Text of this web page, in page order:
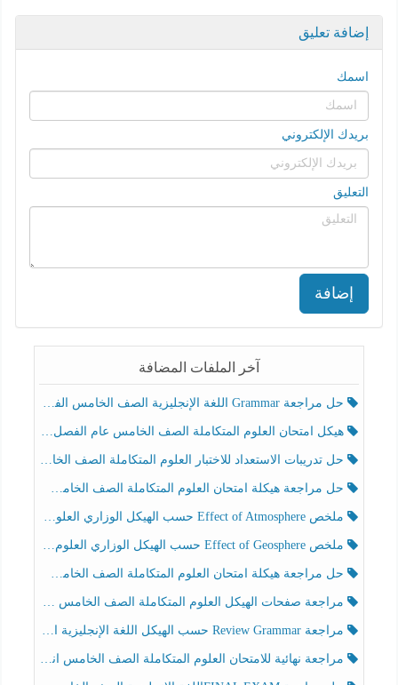
إضافة تعليق
اسمك
بريدك الإلكتروني
التعليق
إضافة
آخر الملفات المضافة
حل مراجعة Grammar اللغة الإنجليزية الصف الخامس الفصل الثالث
هيكل امتحان العلوم المتكاملة الصف الخامس عام الفصل الدراسي الثالث 2025-2026
حل تدريبات الاستعداد للاختبار العلوم المتكاملة الصف الخامس عام الفصل الثالث
حل مراجعة هيكلة امتحان العلوم المتكاملة الصف الخامس انسبير الفصل الثالث
ملخص Effect of Atmosphere حسب الهيكل الوزاري العلوم المتكاملة الصف الخامس انسبير الفصل الثالث
ملخص Effect of Geosphere حسب الهيكل الوزاري العلوم المتكاملة الصف الخامس انسبير الفصل الثالث
حل مراجعة هيكلة امتحان العلوم المتكاملة الصف الخامس عام الفصل الثالث
مراجعة صفحات الهيكل العلوم المتكاملة الصف الخامس انسبير الفصل الثالث
مراجعة Review Grammar حسب الهيكل اللغة الإنجليزية الصف الخامس الفصل الثالث
مراجعة نهائية للامتحان العلوم المتكاملة الصف الخامس انسبير الفصل الثالث